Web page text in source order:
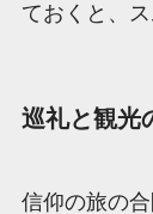
ておくと、
巡礼と観光
信仰の旅の